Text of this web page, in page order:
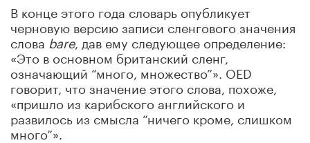
В конце этого года словарь опубликует
черновую версию записи сленгового значения
слова bare, дав ему следующее определение:
«Это в основном британский сленг,
означающий “много, множество”». OED
говорит, что значение этого слова, похоже,
«пришло из карибского английского и
развилось из смысла “ничего кроме, слишком
много”».